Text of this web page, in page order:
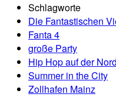
Schlagworte
Die Fantastischen
Fanta 4
große Party
Hip Hop auf der
Summer in the City
Zollhafen Mainz